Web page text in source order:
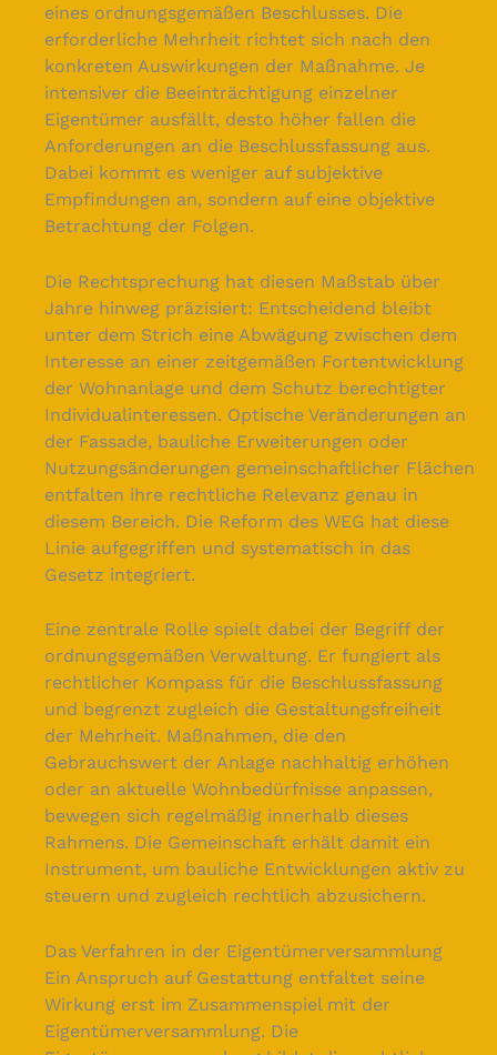
eines ordnungsgemäßen Beschlusses. Die
erforderliche Mehrheit richtet sich nach den
konkreten Auswirkungen der Maßnahme. Je
intensiver die Beeinträchtigung einzelner
Eigentümer ausfällt, desto höher fallen die
Anforderungen an die Beschlussfassung aus.
Dabei kommt es weniger auf subjektive
Empfindungen an, sondern auf eine objektive
Betrachtung der Folgen.
Die Rechtsprechung hat diesen Maßstab über
Jahre hinweg präzisiert: Entscheidend bleibt
unter dem Strich eine Abwägung zwischen dem
Interesse an einer zeitgemäßen Fortentwicklung
der Wohnanlage und dem Schutz berechtigter
Individualinteressen. Optische Veränderungen an
der Fassade, bauliche Erweiterungen oder
Nutzungsänderungen gemeinschaftlicher Flächen
entfalten ihre rechtliche Relevanz genau in
diesem Bereich. Die Reform des WEG hat diese
Linie aufgegriffen und systematisch in das
Gesetz integriert.
Eine zentrale Rolle spielt dabei der Begriff der
ordnungsgemäßen Verwaltung. Er fungiert als
rechtlicher Kompass für die Beschlussfassung
und begrenzt zugleich die Gestaltungsfreiheit
der Mehrheit. Maßnahmen, die den
Gebrauchswert der Anlage nachhaltig erhöhen
oder an aktuelle Wohnbedürfnisse anpassen,
bewegen sich regelmäßig innerhalb dieses
Rahmens. Die Gemeinschaft erhält damit ein
Instrument, um bauliche Entwicklungen aktiv zu
steuern und zugleich rechtlich abzusichern.
Das Verfahren in der Eigentümerversammlung
Ein Anspruch auf Gestattung entfaltet seine
Wirkung erst im Zusammenspiel mit der
Eigentümerversammlung. Die